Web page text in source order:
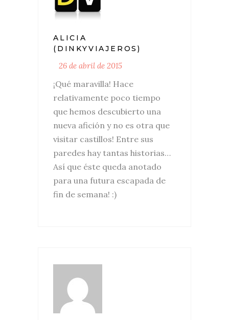
ALICIA
(DINKYVIAJEROS)
26 de abril de 2015
¡Qué maravilla! Hace
relativamente poco tiempo
que hemos descubierto una
nueva afición y no es otra que
visitar castillos! Entre sus
paredes hay tantas historias…
Así que éste queda anotado
para una futura escapada de
fin de semana! :)